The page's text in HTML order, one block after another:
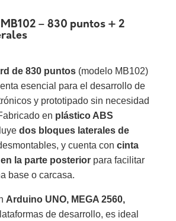
– 830 puntos + 2
de 830 puntos(modelo MB102)
esencial para el desarrollo de
y prototipado sin necesidad
en plástico ABS
dos bloques laterales de
y cuenta con cinta
la parte posteriorpara facilitar
base o carcasa.
Arduino UNO, MEGA 2560,
de desarrollo, es ideal